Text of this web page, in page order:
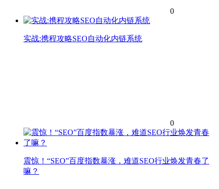
0
实战:携程攻略SEO自动化内链系统
0
震惊！“SEO”百度指数暴涨，难道SEO行业焕发青春了
嘛？